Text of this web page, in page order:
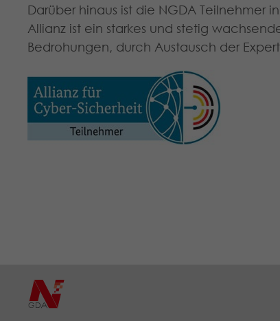
Darüber hinaus ist die NGDA Teilnehmer
Allianz ist ein starkes und stetig
Bedrohungen, durch Austausch der